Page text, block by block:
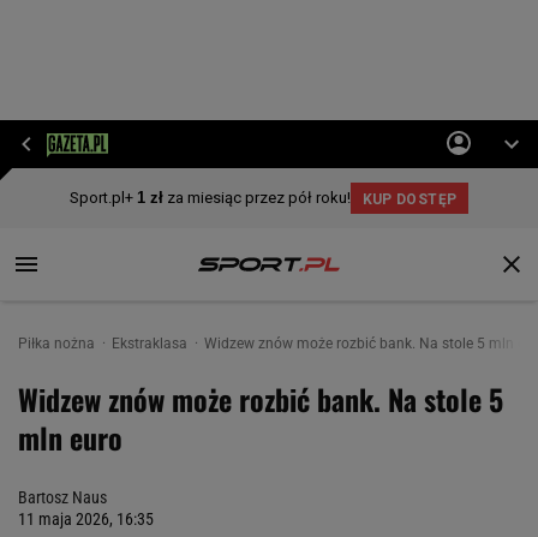
Piłka nożna Ekstraklasa Widzew znów może rozbić bank. Na stole 5 mln
Widzew znów może rozbić bank. Na stole 5
mln euro
Bartosz Naus
11 maja 2026, 16:35